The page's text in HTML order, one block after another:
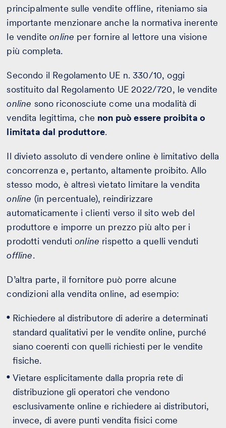
principalmente sulle vendite offline, riteniamo sia
importante menzionare anche la normativa inerente
le venditeonline per fornire al lettore una visione
più completa.
Secondo il Regolamento UE n. 330/10, oggi
sostituito dal Regolamento UE 2022/720, le vendite
online sono riconosciute come una modalità di
vendita legittima, che non può essere proibita o
limitata dal produttore.
Il divieto assoluto di vendere online è limitativo della
concorrenza e, pertanto, altamente proibito. Allo
stesso modo, è altresì vietato limitare la vendita
online (in percentuale), reindirizzare
automaticamente i clienti verso il sito web del
produttore e imporre un prezzo più alto per i
prodotti vendutionline rispetto a quelli venduti
offline.
D’altra parte, il fornitore può porre alcune
condizioni alla vendita online, ad esempio:
Richiedere al distributore di aderire a determinati
standard qualitativi per le vendite online, purché
siano coerenti con quelli richiesti per le vendite
fisiche.
Vietare esplicitamente dalla propria rete di
distribuzione gli operatori che vendono
esclusivamente online e richiedere ai distributori,
invece, di avere punti vendita fisici come